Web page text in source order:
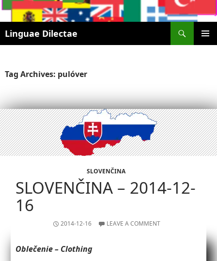
Linguae Dilectae
SKIP
Tag Archives: pulóver
SLOVENČINA
SLOVENČINA – 2014-12-
16
2014-12-16 LEAVE A COMMENT
Oblečenie – Clothing